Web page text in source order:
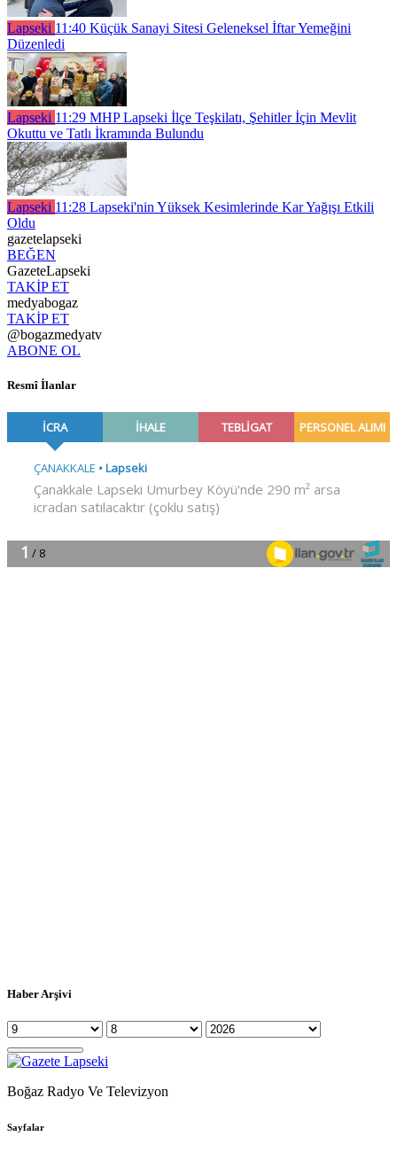
Lapseki 11:40 Küçük Sanayi Sitesi Geleneksel İftar Yemeğini
Düzenledi
Lapseki 11:29 MHP Lapseki İlçe Teşkilatı, Şehitler İçin Mevlit
Okuttu ve Tatlı İkramında Bulundu
Lapseki 11:28 Lapseki'nin Yüksek Kesimlerinde Kar Yağışı Etkili
Oldu
gazetelapseki
BEĞEN
GazeteLapseki
TAKİP ET
medyabogaz
TAKİP ET
@bogazmedyatv
ABONE OL
Resmî İlanlar
Haber Arşivi
Boğaz Radyo Ve Televizyon
Sayfalar